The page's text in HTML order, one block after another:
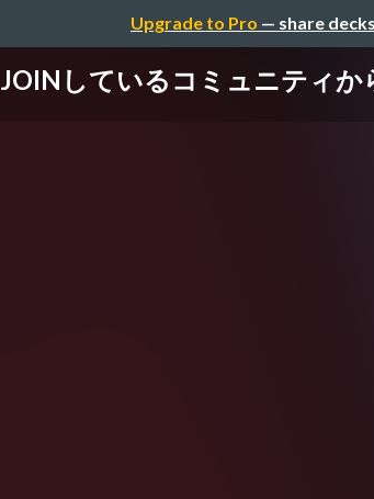
Upgrade to Pro — share
JOINしているコミュニティ